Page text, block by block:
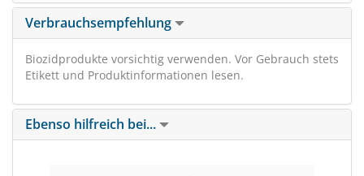
Verbrauchsempfehlung
Biozidprodukte vorsichtig verwenden. Vor Gebrauch stets
Etikett und Produktinformationen lesen.
Ebenso hilfreich bei...